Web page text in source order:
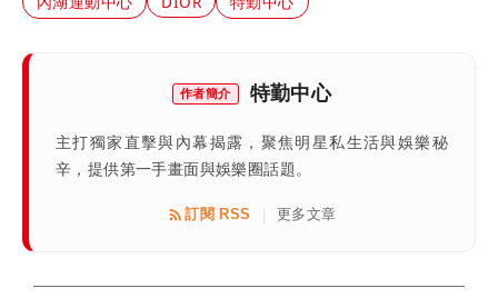
作者簡介 特勤中心
主打獨家直擊與內幕揭露，聚焦明星私生活與娛樂秘
辛，提供第一手畫面與娛樂圈話題。
訂閱 RSS 更多文章